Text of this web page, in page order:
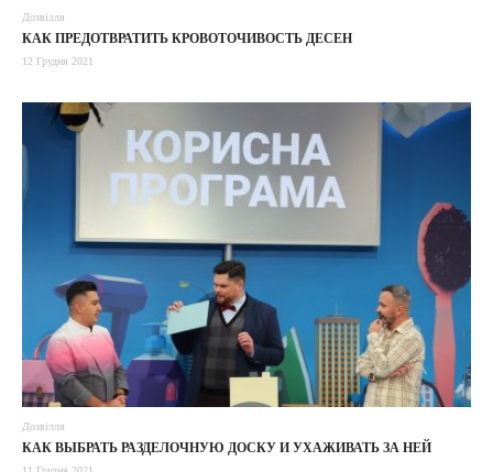
Дозвілля
КАК ПРЕДОТВРАТИТЬ КРОВОТОЧИВОСТЬ ДЕСЕН
12 Грудня 2021
Дозвілля
КАК ВЫБРАТЬ РАЗДЕЛОЧНУЮ ДОСКУ И УХАЖИВАТЬ ЗА НЕЙ